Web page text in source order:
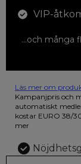
VIP-
...och många
Läs mer om
12 färgpennor
illustrationen på
färger.
Kampanjpris och
automatiskt
kostar EURO 38/
mer